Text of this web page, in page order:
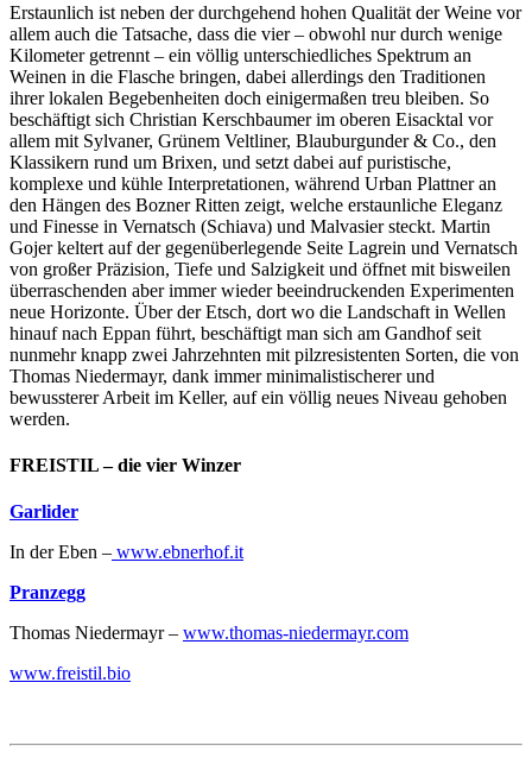
Erstaunlich ist neben der durchgehend hohen Qualität der Weine vor
allem auch die Tatsache, dass die vier – obwohl nur durch wenige
Kilometer getrennt – ein völlig unterschiedliches Spektrum an
Weinen in die Flasche bringen, dabei allerdings den Traditionen
ihrer lokalen Begebenheiten doch einigermaßen treu bleiben. So
beschäftigt sich Christian Kerschbaumer im oberen Eisacktal vor
allem mit Sylvaner, Grünem Veltliner, Blauburgunder & Co., den
Klassikern rund um Brixen, und setzt dabei auf puristische,
komplexe und kühle Interpretationen, während Urban Plattner an
den Hängen des Bozner Ritten zeigt, welche erstaunliche Eleganz
und Finesse in Vernatsch (Schiava) und Malvasier steckt. Martin
Gojer keltert auf der gegenüberlegende Seite Lagrein und Vernatsch
von großer Präzision, Tiefe und Salzigkeit und öffnet mit bisweilen
überraschenden aber immer wieder beeindruckenden Experimenten
neue Horizonte. Über der Etsch, dort wo die Landschaft in Wellen
hinauf nach Eppan führt, beschäftigt man sich am Gandhof seit
nunmehr knapp zwei Jahrzehnten mit pilzresistenten Sorten, die von
Thomas Niedermayr, dank immer minimalistischerer und
bewussterer Arbeit im Keller, auf ein völlig neues Niveau gehoben
werden.
FREISTIL – die vier Winzer
Garlider
In der Eben – www.ebnerhof.it
Pranzegg
Thomas Niedermayr – www.thomas-niedermayr.com
www.freistil.bio